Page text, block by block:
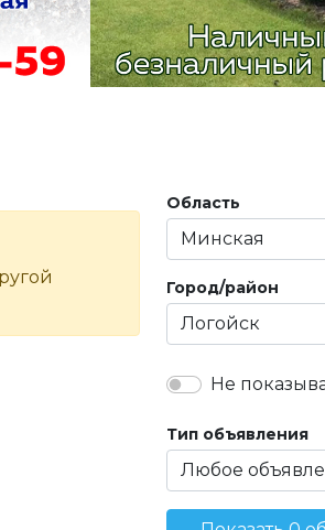
Область
Город/район
Не
Тип объявления